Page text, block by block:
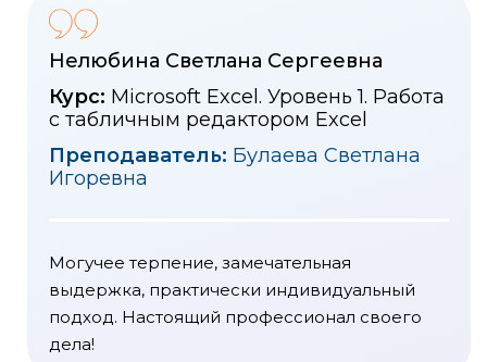
Нелюбина Светлана Сергеевна
Курс: Microsoft Excel. Уровень 1. Работа
с табличным редактором Excel
Преподаватель: Булаева Светлана
Игоревна
Могучее терпение, замечательная
выдержка, практически индивидуальный
подход. Настоящий профессионал своего
дела!